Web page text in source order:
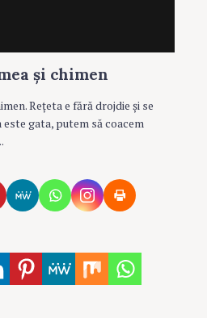
și chimen
Reţeta e fără drojdie şi se
este gata, putem să coacem